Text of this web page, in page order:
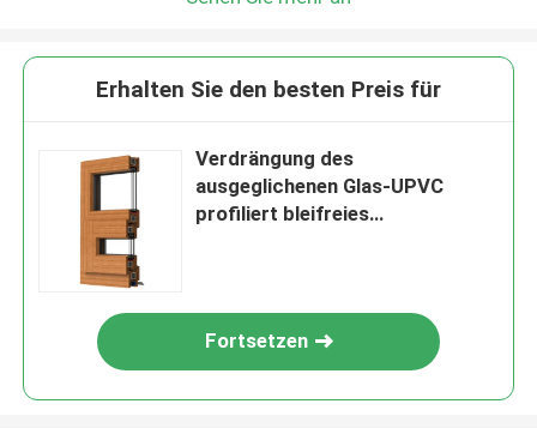
Erhalten Sie den besten Preis für
Verdrängung des
ausgeglichenen Glas-UPVC
profiliert bleifreies
Fortsetzen